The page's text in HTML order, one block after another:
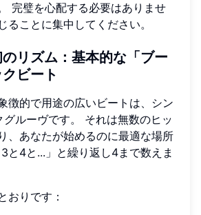
完璧を心配する必要はありませ
ることに集中してください。
リズム：基本的な「ブー
ビート
徴的で用途の広いビートは、シン
ルーヴです。 それは無数のヒッ
、あなたが始めるのに最適な場所
と4と...」と繰り返し4まで数えま
おりです：